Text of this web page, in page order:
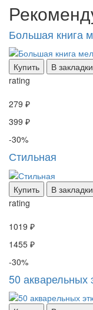
Большая книга
Купить
В закладки
rating
279 ₽
399 ₽
-30%
Стильная
Купить
В закладки
rating
1019 ₽
1455 ₽
-30%
50 акварельных